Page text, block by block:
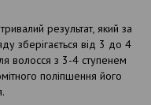
результат, який за
зберігається від 3 до 4
волосся з 3-4 ступенем
поліпшення його